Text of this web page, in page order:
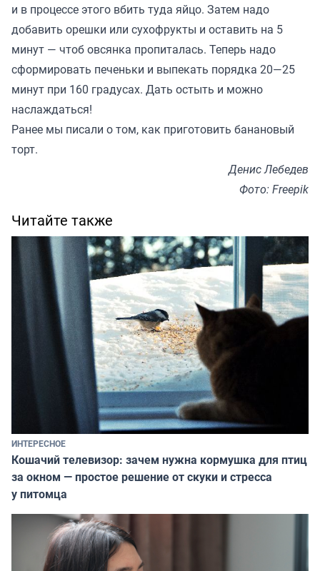
и в процессе этого вбить туда яйцо. Затем надо
добавить орешки или сухофрукты и оставить на 5
минут — чтоб овсянка пропиталась. Теперь надо
сформировать печеньки и выпекать порядка 20—25
минут при 160 градусах. Дать остыть и можно
наслаждаться!
Ранее мы писали о том, как приготовить банановый
торт.
Денис Лебедев
Фото: Freepik
Читайте также
ИНТЕРЕСНОЕ
Кошачий телевизор: зачем нужна кормушка для птиц
за окном — простое решение от скуки и стресса
у питомца